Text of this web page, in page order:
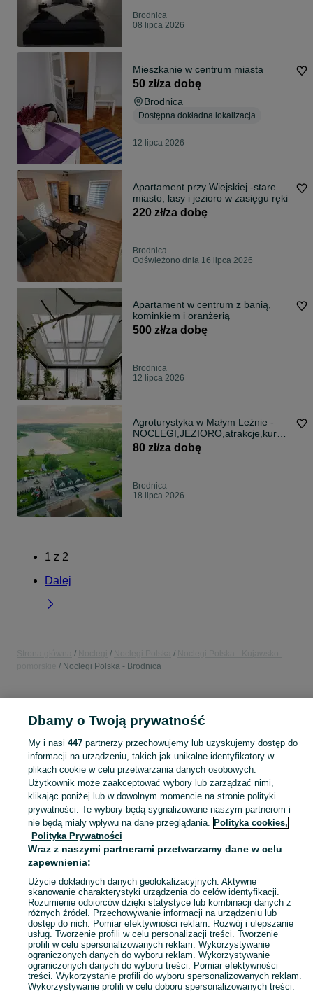
Brodnica
08 lipca 2026
Mieszkanie w centrum miasta
50 zł/za dobę
Brodnica
Dostępna dokładna lokalizacja
12 lipca 2026
Apartament przy Wiejskiej -stare
miasto, lasy i jezioro w zasięgu ręki
220 zł/za dobę
Brodnica
Odświeżono dnia 16 lipca 2026
Apartament w centrum z banią,
kominkiem i oranżerią
500 zł/za dobę
Brodnica
12 lipca 2026
Agroturystyka w Małym Leźnie -
NOCLEGI,JEZIORO,atrakcje,kurza
Góra
80 zł/za dobę
Brodnica
18 lipca 2026
1 z 2
Dalej
Noclegi Polska - Brodnica
domki balia
Skorzystaj z największego serwisu ogłoszeniowego - Brodnica i okolice! - kupuj lub sprzedawaj jeszcze wygodniej w kategorii Noclegi Polska! Zobacz
Mapa kategorii
Mapa miejscowości
Mapa ministron
Popularne wyszukiwania
Dbamy o Twoją prywatność
My i nasi 447partnerzy przechowujemy lub uzyskujemy dostęp do
informacji na urządzeniu, takich jak unikalne identyfikatory w
plikach cookie w celu przetwarzania danych osobowych.
Użytkownik może zaakceptować wybory lub zarządzać nimi,
klikając poniżej lub w dowolnym momencie na stronie polityki
prywatności. Te wybory będą sygnalizowane naszym partnerom i
nie będą miały wpływu na dane przeglądania. Polityka cookies,
Polityka Prywatności
Wraz z naszymi partnerami przetwarzamy dane w celu
zapewnienia:
Użycie dokładnych danych geolokalizacyjnych. Aktywne
skanowanie charakterystyki urządzenia do celów identyfikacji.
Rozumienie odbiorców dzięki statystyce lub kombinacji danych z
różnych źródeł. Przechowywanie informacji na urządzeniu lub
dostęp do nich. Pomiar efektywności reklam. Rozwój i ulepszanie
usług. Tworzenie profili w celu personalizacji treści. Tworzenie
profili w celu spersonalizowanych reklam. Wykorzystywanie
ograniczonych danych do wyboru reklam. Wykorzystywanie
ograniczonych danych do wyboru treści. Pomiar efektywności
treści. Wykorzystanie profili do wyboru spersonalizowanych reklam.
Wykorzystywanie profili w celu doboru spersonalizowanych treści.